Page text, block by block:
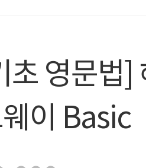
초 영문법]
이 Basic